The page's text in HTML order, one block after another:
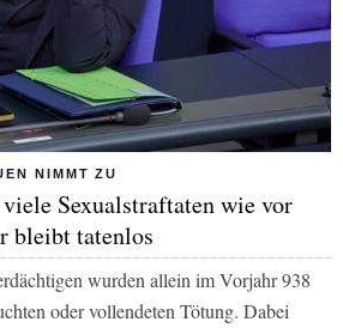
NIMMT ZU
Sexualstraftaten wie vor
bleibt tatenlos
wurden allein im Vorjahr 938
oder vollendeten Tötung. Dabei